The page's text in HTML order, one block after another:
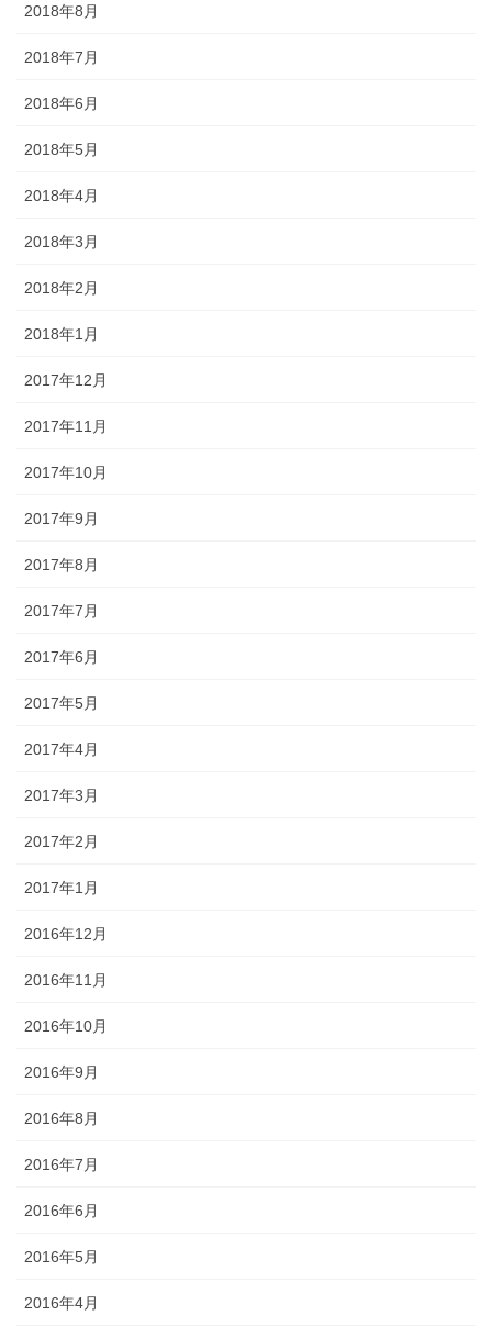
2018年8月
2018年7月
2018年6月
2018年5月
2018年4月
2018年3月
2018年2月
2018年1月
2017年12月
2017年11月
2017年10月
2017年9月
2017年8月
2017年7月
2017年6月
2017年5月
2017年4月
2017年3月
2017年2月
2017年1月
2016年12月
2016年11月
2016年10月
2016年9月
2016年8月
2016年7月
2016年6月
2016年5月
2016年4月